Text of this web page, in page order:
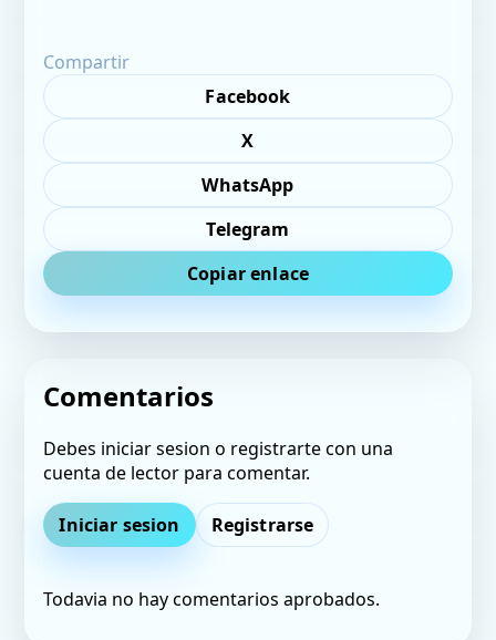
Compartir
Facebook
X
WhatsApp
Telegram
Copiar enlace
Comentarios
Debes iniciar sesion o registrarte con una
cuenta de lector para comentar.
Iniciar sesion Registrarse
Todavia no hay comentarios aprobados.